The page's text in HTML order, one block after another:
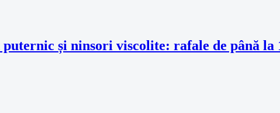
și ninsori viscolite: rafale de până la